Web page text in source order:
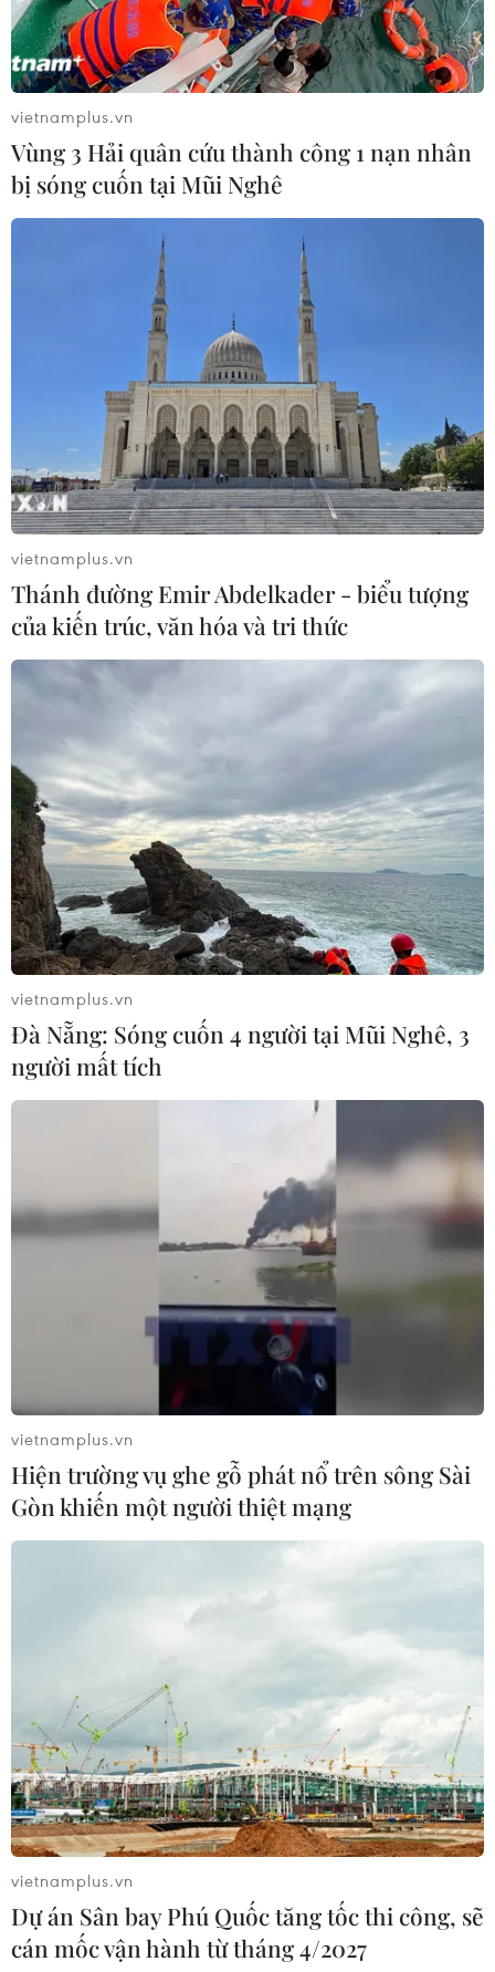
Bộ trưởng Nguyễn Mạnh Hùng: Việt Nam
không triển khai chậm mạng 5G
“Khi triển khai diện rộng 5G, chúng ta sẽ có thiết bị 5G
Việt Nam, chắc chắn chất lượng tốt, giá rẻ hơn và tiết
kiệm chi phí cho nhà mạng," Bộ trưởng Nguyễn Mạnh
Hùng thông tin.
Trải nghiệm thực tế mạng 5G MobiFone:
Tốc độ 'lập đỉnh' 1,7Gbps
17/12/2020 11:46
Ngày 17/12/2020, tốc độ thực tế mạng 5G MobiFone đo
được xác lập “kỷ lục” mới vượt xa cả con số trên
1,5Gbps công bố hôm 30/11, với kết quả cao nhất đạt
hơn 1,7Gbps.
VNPT công bố phủ sóng VinaPhone 5G tại
Hà Nội, Thành phố Hồ Chí Minh
VinaPhone 5G tại những khu vực trung tâm của 2 thành
vietnamplus.vn
Vùng 3 Hải quân cứu thành công 1 nạn nhân
bị sóng cuốn tại Mũi Nghê
vietnamplus.vn
Thánh đường Emir Abdelkader - biểu tượng
của kiến trúc, văn hóa và tri thức
vietnamplus.vn
Đà Nẵng: Sóng cuốn 4 người tại Mũi Nghê, 3
người mất tích
vietnamplus.vn
Hiện trường vụ ghe gỗ phát nổ trên sông Sài
Gòn khiến một người thiệt mạng
vietnamplus.vn
Dự án Sân bay Phú Quốc tăng tốc thi công, sẽ
cán mốc vận hành từ tháng 4/2027